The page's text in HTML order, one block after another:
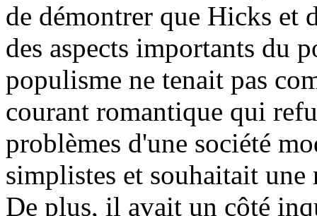
de démontrer que Hicks et
des aspects importants du
populisme ne tenait pas
courant romantique qui
problèmes d'une société
simplistes et souhaitait
De plus, il avait un côté